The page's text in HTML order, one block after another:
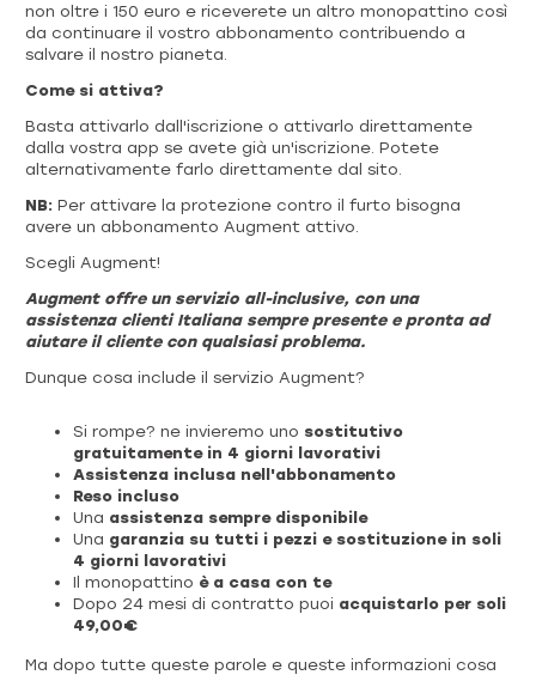
non oltre i 150 euro e riceverete un altro monopattino così
da continuare il vostro abbonamento contribuendo a
salvare il nostro pianeta.
Come si attiva?
Basta attivarlo dall'iscrizione o attivarlo direttamente
dalla vostra app se avete già un'iscrizione. Potete
alternativamente farlo direttamente dal sito.
NB: Per attivare la protezione contro il furto bisogna
avere un abbonamento Augment attivo.
Scegli Augment!
Augment offre un servizio all-inclusive, con una
assistenza clienti Italiana sempre presente e pronta ad
aiutare il cliente con qualsiasi problema.
Dunque cosa include il servizio Augment?
Si rompe? ne invieremo uno sostitutivo
gratuitamente in 4 giorni lavorativi
Assistenza inclusa nell'abbonamento
Reso incluso
Una assistenza sempre disponibile
Una garanzia su tutti i pezzi e sostituzione in soli
4 giorni lavorativi
Il monopattino è a casa con te
Dopo 24 mesi di contratto puoi acquistarlo per soli
49,00€
Ma dopo tutte queste parole e queste informazioni cosa